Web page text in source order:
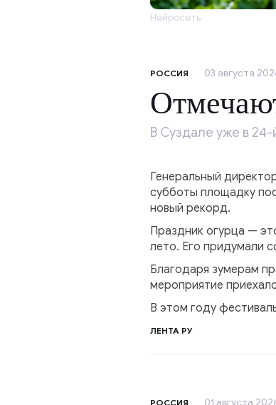
Нейросеть
РОССИЯ 03 августа
В Суздале уже в
Генеральный
субботы площадку
новый рекорд.
Праздник огурца —
лето. Его придумали
Благодаря зумерам
мероприятие
В этом году
ЛЕНТА РУ
РОССИЯ 01 августа